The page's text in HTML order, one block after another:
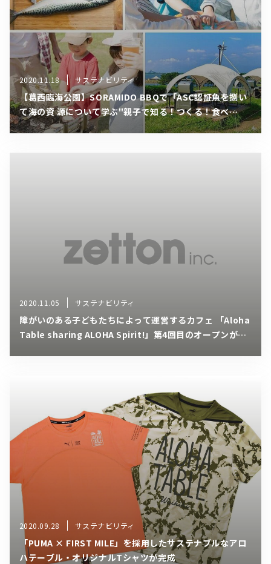
2020.11.18 サステナビリティ
【葛⻄臨海公園】SORAMIDO BBQで「ASC認証⿂を捌い
て海の資 源について学ぶ"親⼦で知る！つくる！⾷べ
る！"体験」を11⽉29 ⽇（⽇）に開催！
2020.11.05 サステナビリティ
障がいのある子どもたちによって運営するカフェ 「Aloha
Table sharing ALOHA Spirit!」第4回目のオープンが決
2020.09.28 サステナビリティ
「PUMA × FIRST MILE」を採用したサステナブルなアロ
ハテーブル・オリジナルTシャツが完成